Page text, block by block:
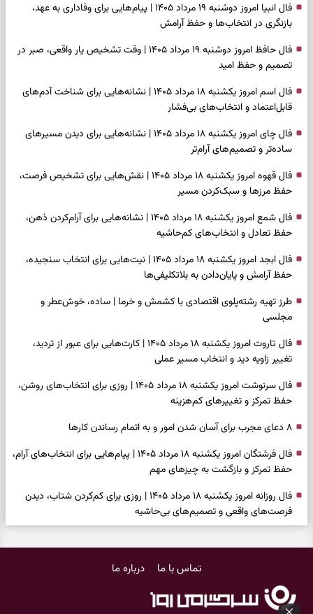
فال انبیا امروز دوشنبه ۱۹ مرداد ۱۴۰۵ | پیام‌هایی برای وفاداری به عهد،
بازنگری در انتخاب‌ها و حفظ آرامش
فال حافظ امروز دوشنبه ۱۹ مرداد ۱۴۰۵ | وقت تشخیص یار واقعی، صبر در
تصمیم و حفظ امید
فال اسم امروز یکشنبه ۱۸ مرداد ۱۴۰۵ | نشانه‌هایی برای شناخت آدم‌های
قابل‌اعتماد و انتخاب‌های بی‌فشار
فال چای امروز یکشنبه ۱۸ مرداد ۱۴۰۵ | نشانه‌هایی برای دیدن مسیرهای
ساده‌تر و تصمیم‌های آرام‌تر
فال قهوه امروز یکشنبه ۱۸ مرداد ۱۴۰۵ | نقش‌هایی برای تشخیص فرصت،
حفظ مرزها و سبک‌کردن مسیر
فال شمع امروز یکشنبه ۱۸ مرداد ۱۴۰۵ | نشانه‌هایی برای آرام‌کردن ذهن،
حفظ تعادل و انتخاب‌های کم‌حاشیه
فال ابجد امروز یکشنبه ۱۸ مرداد ۱۴۰۵ | نیت‌هایی برای انتخاب سنجیده،
حفظ آرامش و پایان‌دادن به بلاتکلیفی‌ها
طرز تهیه رشته‌پلوی اقتصادی با کشمش و خرما | ساده، خوش‌عطر و
مجلسی
فال تاروت امروز یکشنبه ۱۸ مرداد ۱۴۰۵ | کارت‌هایی برای عبور از تردید،
تغییر زاویه دید و انتخاب مسیر عملی
فال سرنوشت امروز یکشنبه ۱۸ مرداد ۱۴۰۵ | روزی برای انتخاب‌های روشن،
حفظ تمرکز و تغییرهای کم‌هزینه
۸ دعای مجرب برای آسان شدن امور و به اتمام رساندن کار‌ها
فال فرشتگان امروز یکشنبه ۱۸ مرداد ۱۴۰۵ | پیام‌هایی برای انتخاب‌های آرام،
حفظ تمرکز و بازگشت به چیزهای مهم
فال روزانه امروز یکشنبه ۱۸ مرداد ۱۴۰۵ | روزی برای کم‌کردن شتاب، دیدن
فرصت‌های واقعی و تصمیم‌های بی‌حاشیه
واقعی، کم‌کردن بار اضافه و تصمیم بدون عجله
تماس با ما درباره ما